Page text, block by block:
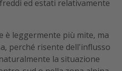
ed estati relativamente
è leggermente più mite, ma
perché risente dell'influsso
la situazione